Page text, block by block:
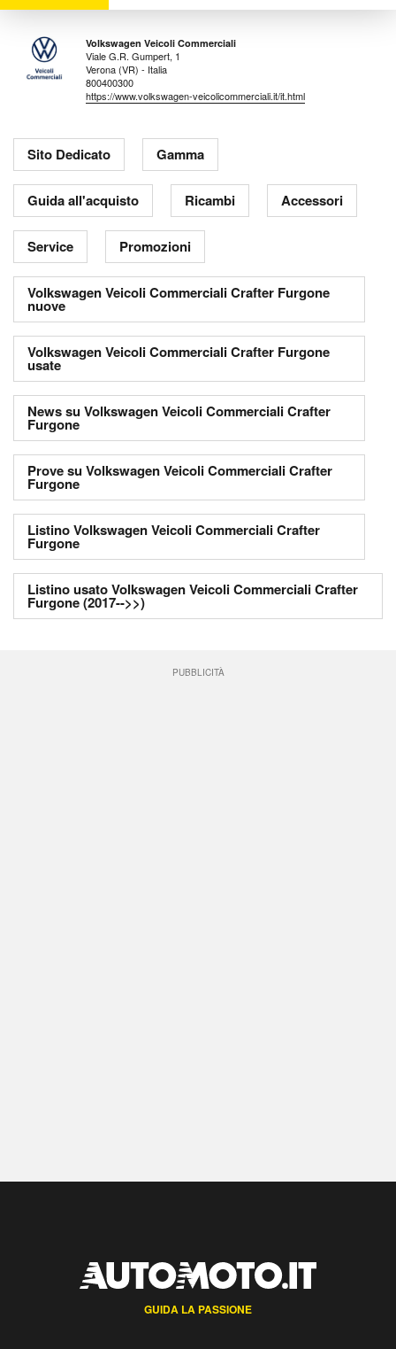
Volkswagen Veicoli Commerciali
Viale G.R. Gumpert, 1
Verona (VR) - Italia
800400300
https://www.volkswagen-veicolicommerciali.it/it.html
Sito Dedicato Gamma
Guida all'acquisto Ricambi Accessori
Service Promozioni
Volkswagen Veicoli Commerciali Crafter Furgone
nuove
Volkswagen Veicoli Commerciali Crafter Furgone
usate
News su Volkswagen Veicoli Commerciali Crafter
Furgone
Prove su Volkswagen Veicoli Commerciali Crafter
Furgone
Listino Volkswagen Veicoli Commerciali Crafter
Furgone
Listino usato Volkswagen Veicoli Commerciali Crafter
Furgone (2017-->>)
PUBBLICITÀ
GUIDA LA PASSIONE